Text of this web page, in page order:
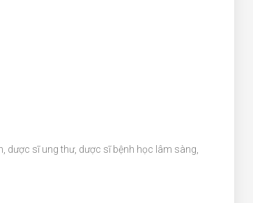
dược sĩ ung thư, dược sĩ bệnh học lâm sàng,